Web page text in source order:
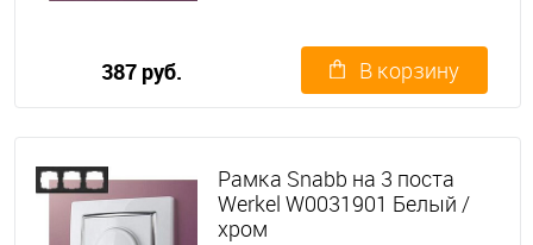
387 руб. В корзину
Рамка Snabb на 3 поста
Werkel W0031901 Белый /
хром